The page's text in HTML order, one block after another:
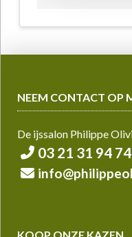
NEEM CONTACT OP
De ijssalon Philippe
03 21 31 94 74